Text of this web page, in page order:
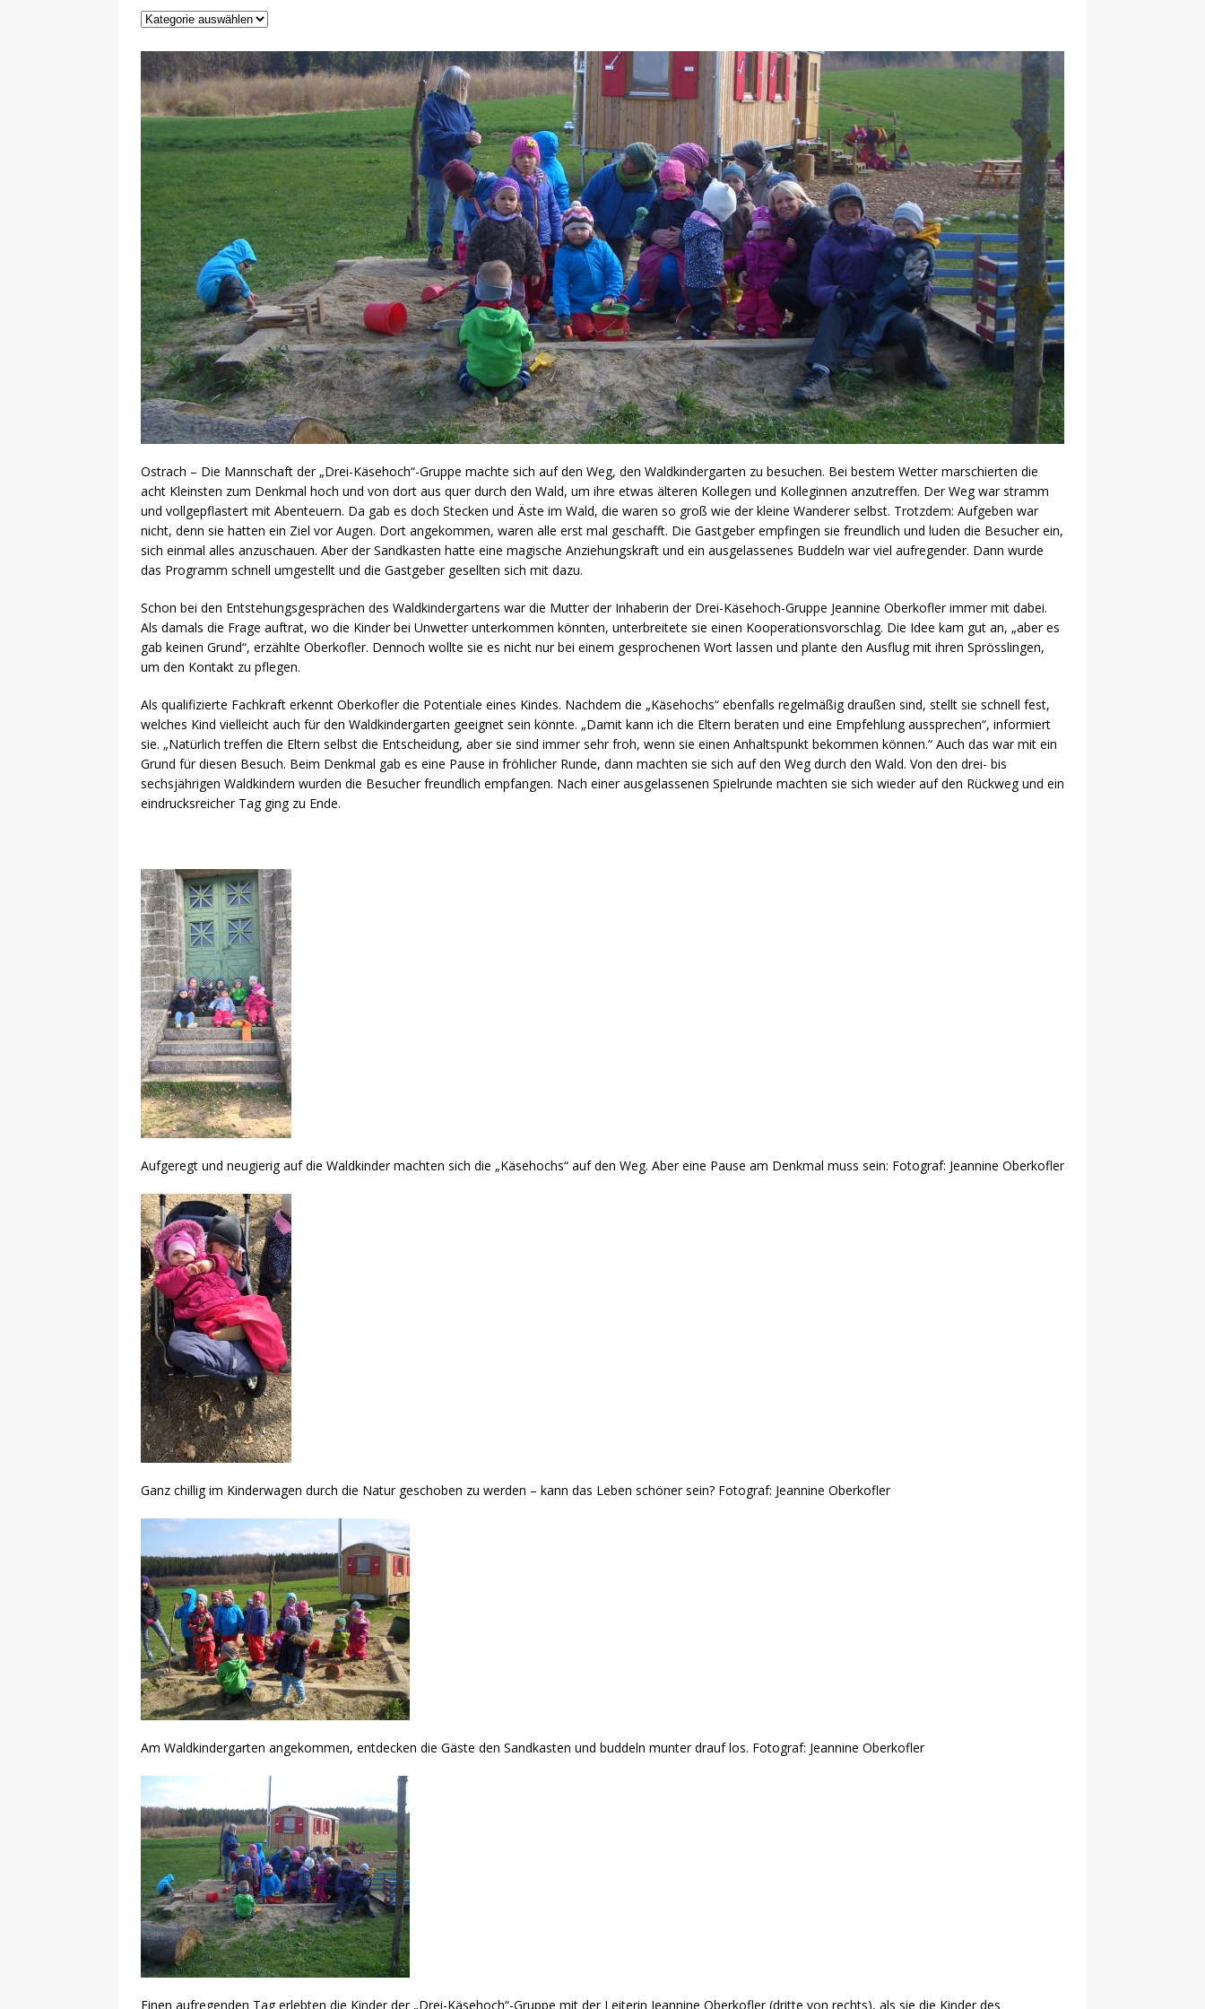
29.12.2020
[ 24. Dezember 2020 ] Selbständigen und freien Mitarbeitern mehr Raum geben wegen Corona
WIRTSCHAFT
[ 17. März 2020 ] Nützliche Informationen für Unternehmen die von der Corona-Krise betroffen
sind!
WIRTSCHAFT
[ 17. März 2020 ] Wichtige Informationen über das von der Bundesregierung veröffentlichte
Schutzschild für Beschäftigte und Unternehmen
WIRTSCHAFT
[ 18. Dezember 2019 ] Der Mitarbeiter*in als Kraft für neue Konzepte und Innovationen
WIRTSCHAFT
Ostrach – Die Mannschaft der „Drei-Käsehoch“-Gruppe machte sich auf den Weg, den Waldkindergarten zu besuchen. Bei bestem Wetter marschierten die
acht Kleinsten zum Denkmal hoch und von dort aus quer durch den Wald, um ihre etwas älteren Kollegen und Kolleginnen anzutreffen. Der Weg war stramm
und vollgepflastert mit Abenteuern. Da gab es doch Stecken und Äste im Wald, die waren so groß wie der kleine Wanderer selbst. Trotzdem: Aufgeben war
nicht, denn sie hatten ein Ziel vor Augen. Dort angekommen, waren alle erst mal geschafft. Die Gastgeber empfingen sie freundlich und luden die Besucher ein,
sich einmal alles anzuschauen. Aber der Sandkasten hatte eine magische Anziehungskraft und ein ausgelassenes Buddeln war viel aufregender. Dann wurde
das Programm schnell umgestellt und die Gastgeber gesellten sich mit dazu.
Schon bei den Entstehungsgesprächen des Waldkindergartens war die Mutter der Inhaberin der Drei-Käsehoch-Gruppe Jeannine Oberkofler immer mit dabei.
Als damals die Frage auftrat, wo die Kinder bei Unwetter unterkommen könnten, unterbreitete sie einen Kooperationsvorschlag. Die Idee kam gut an, „aber es
gab keinen Grund“, erzählte Oberkofler. Dennoch wollte sie es nicht nur bei einem gesprochenen Wort lassen und plante den Ausflug mit ihren Sprösslingen,
um den Kontakt zu pflegen.
Als qualifizierte Fachkraft erkennt Oberkofler die Potentiale eines Kindes. Nachdem die „Käsehochs“ ebenfalls regelmäßig draußen sind, stellt sie schnell fest,
welches Kind vielleicht auch für den Waldkindergarten geeignet sein könnte. „Damit kann ich die Eltern beraten und eine Empfehlung aussprechen“, informiert
sie. „Natürlich treffen die Eltern selbst die Entscheidung, aber sie sind immer sehr froh, wenn sie einen Anhaltspunkt bekommen können.“ Auch das war mit ein
Grund für diesen Besuch. Beim Denkmal gab es eine Pause in fröhlicher Runde, dann machten sie sich auf den Weg durch den Wald. Von den drei- bis
sechsjährigen Waldkindern wurden die Besucher freundlich empfangen. Nach einer ausgelassenen Spielrunde machten sie sich wieder auf den Rückweg und ein
eindrucksreicher Tag ging zu Ende.
Aufgeregt und neugierig auf die Waldkinder machten sich die „Käsehochs“ auf den Weg. Aber eine Pause am Denkmal muss sein: Fotograf: Jeannine Oberkofler
Ganz chillig im Kinderwagen durch die Natur geschoben zu werden – kann das Leben schöner sein? Fotograf: Jeannine Oberkofler
Am Waldkindergarten angekommen, entdecken die Gäste den Sandkasten und buddeln munter drauf los. Fotograf: Jeannine Oberkofler
Einen aufregenden Tag erlebten die Kinder der „Drei-Käsehoch“-Gruppe mit der Leiterin Jeannine Oberkofler (dritte von rechts), als sie die Kinder des